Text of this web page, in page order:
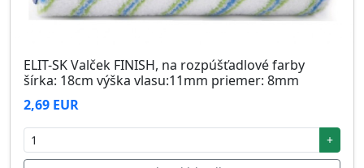
ELIT-SK Valček FINISH, na rozpúšťadlové farby
šírka: 18cm výška vlasu:11mm priemer: 8mm
2,69 EUR
+